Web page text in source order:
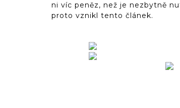
ni víc peněz, než je nezbytně
proto vznikl tento článek.